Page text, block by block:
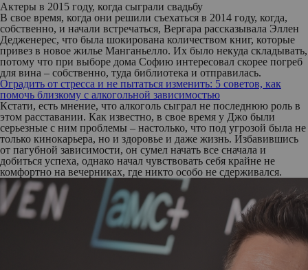
Актеры в 2015 году, когда сыграли свадьбу
В свое время, когда они решили съехаться в 2014 году, когда,
собственно, и начали встречаться, Вергара рассказывала Эллен
Дедженерес, что была шокирована количеством книг, которые
привез в новое жилье Манганьелло. Их было некуда складывать,
потому что при выборе дома Софию интересовал скорее погреб
для вина – собственно, туда библиотека и отправилась.
Оградить от стресса и не пытаться изменить: 5 советов, как
помочь близкому с алкогольной зависимостью
Кстати, есть мнение, что алкоголь сыграл не последнюю роль в
этом расставании. Как известно, в свое время у Джо были
серьезные с ним проблемы – настолько, что под угрозой была не
только кинокарьера, но и здоровье и даже жизнь. Избавившись
от пагубной зависимости, он сумел начать все сначала и
добиться успеха, однако начал чувствовать себя крайне не
комфортно на вечерниках, где никто особо не сдерживался.